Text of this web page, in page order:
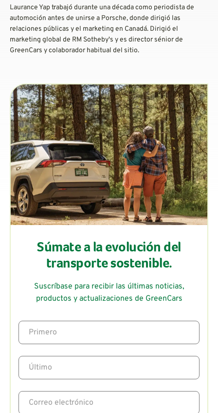
Laurance Yap trabajó durante una década como periodista de
automoción antes de unirse a Porsche, donde dirigió las
relaciones públicas y el marketing en Canadá. Dirigió el
marketing global de RM Sotheby's y es director sénior de
GreenCars y colaborador habitual del sitio.
Súmate a la evolución del
transporte sostenible.
Suscríbase para recibir las últimas noticias,
productos y actualizaciones de GreenCars